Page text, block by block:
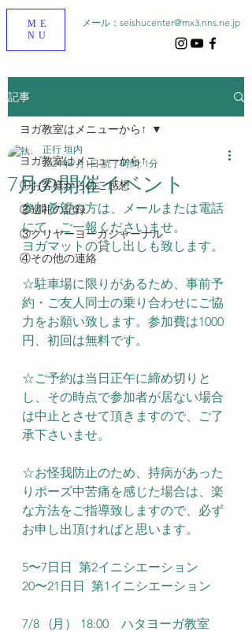
ME
NU
メール： seishucenter@mx3.nns.ne.jp
記事
ヨガ教室はメニューから↑
①お客様からのご感想
②巡礼の記録
③クリヤーヨーガジャーナル
④その他の連絡
ヨガ教室はメニューから↑
7月の開催イベント
正行 垣内
2024年7月1日 読了時間: 1分
参加希望の方は、メールまたは電話
にて、ご一報くださいませ。
ヨガマットの貸し出しも致します。
☆駐車場に限りがあるため、事前予
約・ご友人同士の乗り合わせにご協
力をお願い致します。参加費は1000
円、初回は無料です。
☆ご予約は当日正午に締め切りと
し、その時点で参加者が居ない場合
は中止とさせて頂きますので、ご了
承下さいませ。
☆お怪我防止のため、持病があった
りポーズ中苦痛を感じた場合は、楽
な方法をご指導致しますので、必ず
お申し出頂ければと思います。
5〜7日日  第2イニシエーション
20〜21日日  第1イニシエーション
7/8   (月） 18:00　ハタヨーガ教室